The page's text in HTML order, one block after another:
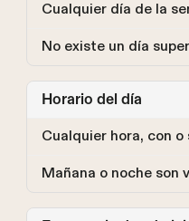
Cualquier día de la
No existe un día
Horario del día
Cualquier hora, con
Mañana o noche son